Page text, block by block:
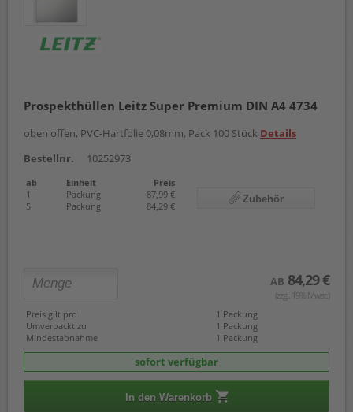
Prospekthüllen Leitz Super Premium DIN A4 4734
oben offen, PVC-Hartfolie 0,08mm, Pack 100 Stück Details
Bestellnr.
10252973
ab Einheit
Preis
1
Packung
87,99 €
5
Packung 84,29 €
Zubehör
AB 84,29 €
(zzgl. 19% Mwst.)
Preis gilt pro
1 Packung
Umverpackt zu
1 Packung
Mindestabnahme
1 Packung
sofort verfügbar
In den Warenkorb